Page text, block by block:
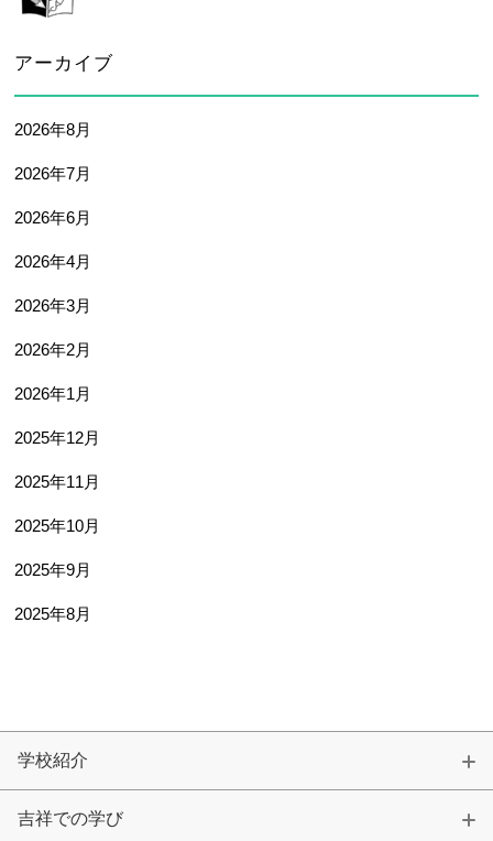
アーカイブ
2026年8月
2026年7月
2026年6月
2026年4月
2026年3月
2026年2月
2026年1月
2025年12月
2025年11月
2025年10月
2025年9月
2025年8月
学校紹介
吉祥での学び